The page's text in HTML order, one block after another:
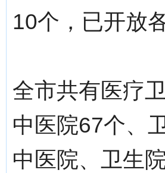
10个，已开放
全市共有医疗
中医院67个、
中医院、卫生